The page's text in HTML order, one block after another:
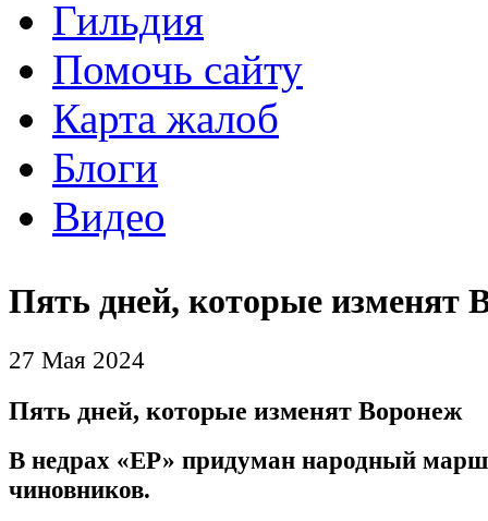
Гильдия
Помочь сайту
Карта жалоб
Блоги
Видео
Пять дней, которые изменят
27 Мая 2024
Пять дней, которые изменят Воронеж
В недрах «ЕР» придуман народный
чиновников.